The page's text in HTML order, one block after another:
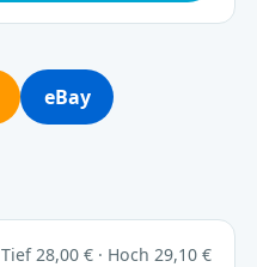
eBay
Tief 28,00 € · Hoch 29,10 €